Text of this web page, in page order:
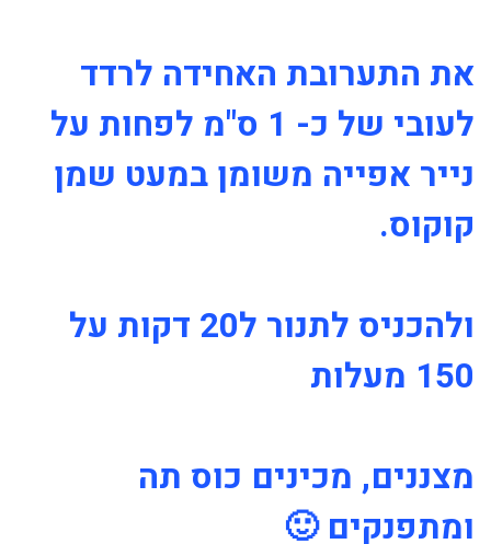
את התערובת האחידה לרדד
לעובי של כ- 1 ס"מ לפחות על
נייר אפייה משומן במעט שמן
קוקוס.
ולהכניס לתנור ל20 דקות על
150 מעלות
מצננים, מכינים כוס תה
ומתפנקים 🙂